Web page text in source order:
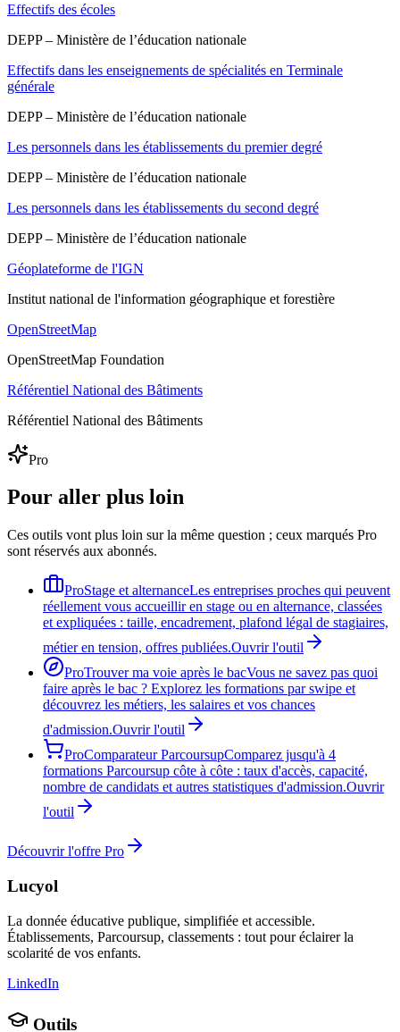
Effectifs des écoles
DEPP – Ministère de l’éducation nationale
Effectifs dans les enseignements de spécialités en Terminale
générale
DEPP – Ministère de l’éducation nationale
Les personnels dans les établissements du premier degré
DEPP – Ministère de l’éducation nationale
Les personnels dans les établissements du second degré
DEPP – Ministère de l’éducation nationale
Géoplateforme de l'IGN
Institut national de l'information géographique et forestière
OpenStreetMap
OpenStreetMap Foundation
Référentiel National des Bâtiments
Référentiel National des Bâtiments
Pro
Pour aller plus loin
Ces outils vont plus loin sur la même question ; ceux marqués Pro
sont réservés aux abonnés.
ProStage et alternanceLes entreprises proches qui peuvent
réellement vous accueillir en stage ou en alternance, classées
et expliquées : taille, encadrement, plafond légal de stagiaires,
métier en tension, offres publiées.Ouvrir l'outil
ProTrouver ma voie après le bacVous ne savez pas quoi
faire après le bac ? Explorez les formations par swipe et
découvrez les métiers, les salaires et vos chances
d'admission.Ouvrir l'outil
ProComparateur ParcoursupComparez jusqu'à 4
formations Parcoursup côte à côte : taux d'accès, capacité,
nombre de candidats et autres statistiques d'admission.Ouvrir
l'outil
Découvrir l'offre Pro
Lucyol
La donnée éducative publique, simplifiée et accessible.
Établissements, Parcoursup, classements : tout pour éclairer la
scolarité de vos enfants.
LinkedIn
Outils